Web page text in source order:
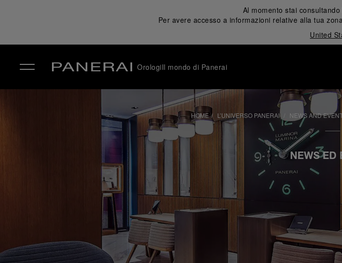
Al momento stai
Per avere accesso a informazioni relative alla tua
United
OrologiIl mondo di Panerai
HOME L’UNIVERSO PANERAI NEWS AND
NEWS ED